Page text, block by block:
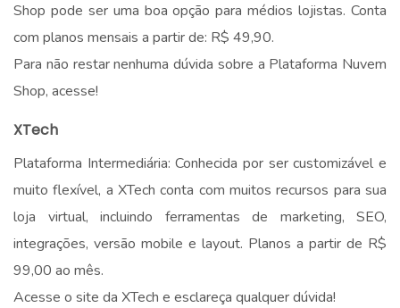
Shop pode ser uma boa opção para médios lojistas. Conta
com planos mensais a partir de: R$ 49,90.
Para não restar nenhuma dúvida sobre a Plataforma Nuvem
Shop, acesse!
XTech
Plataforma Intermediária: Conhecida por ser customizável e
muito flexível, a XTech conta com muitos recursos para sua
loja virtual, incluindo ferramentas de marketing, SEO,
integrações, versão mobile e layout. Planos a partir de R$
99,00 ao mês.
Acesse o site da XTech e esclareça qualquer dúvida!